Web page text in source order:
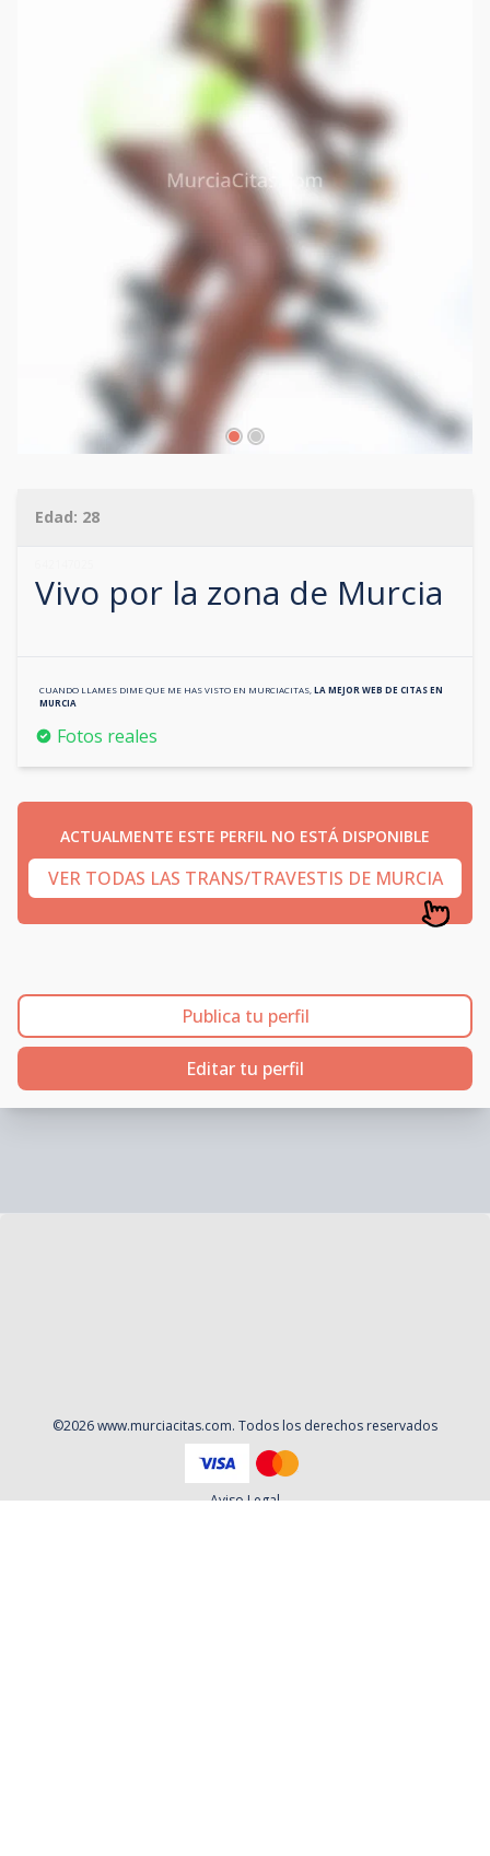
Edad: 28
Vivo por la zona de Murcia
CUANDO LLAMES DIME QUE ME HAS VISTO EN MURCIACITAS LA MEJOR WEB DE CITAS EN
MURCIA
Fotos reales
ACTUALMENTE ESTE PERFIL NO ESTÁ DISPONIBLE
VER TODAS LAS TRANS/TRAVESTIS DE MURCIA
Publica tu perfil
Editar tu perfil
©2026www.murciacitas.com. Todos los derechos reservados
Aviso Legal